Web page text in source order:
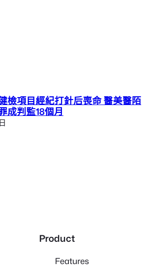
檢項目經紀打針后喪命 醫美醫陌
成判監18個月
Product
Features